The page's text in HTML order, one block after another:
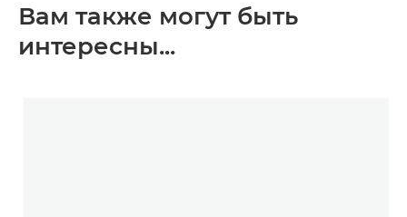
Вам также могут быть
интересны...